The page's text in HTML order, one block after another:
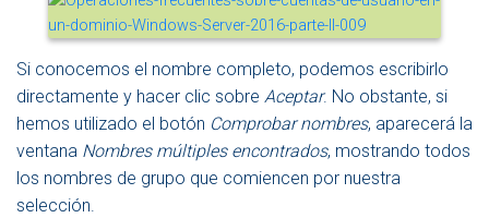
Si conocemos el nombre completo, podemos escribirlo
directamente y hacer clic sobre Aceptar. No obstante, si
hemos utilizado el botón Comprobar nombres, aparecerá la
ventana Nombres múltiples encontrados, mostrando todos
los nombres de grupo que comiencen por nuestra
selección.